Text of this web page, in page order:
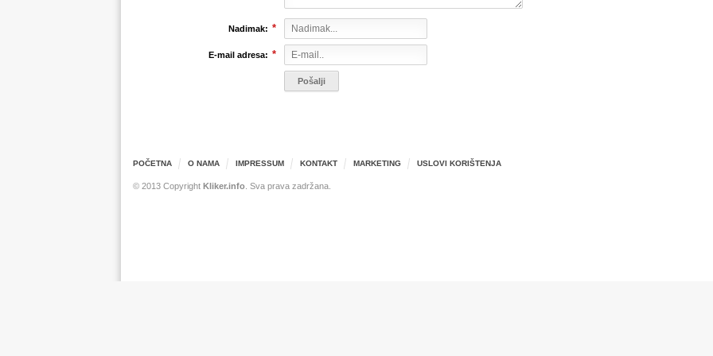
Nadimak: *
E-mail adresa: *
POČETNA O NAMA IMPRESSUM KONTAKT MARKETING USLOVI KORIŠTENJA
© 2013 Copyright Kliker.info . Sva prava zadržana.